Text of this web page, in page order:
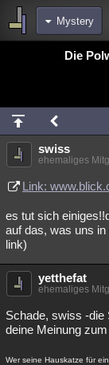
Mystery
Chat Wiki
meine Rubriken
Menschen
Spiritualität
Natur Umfragen
weitere Rubriken
Philosophie
Astronomie
Musik Clash
Die
swiss
ehemaliges
Link:
es tut sich
auf das, was uns
link)
yetthefat
ehemaliges
Schade, swiss -die
deine Meinung
Wer seine Hauskatze für